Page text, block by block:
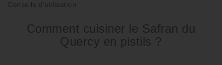
Conseils d'utilisation
Comment cuisiner le Safran du
Quercy en pistils ?